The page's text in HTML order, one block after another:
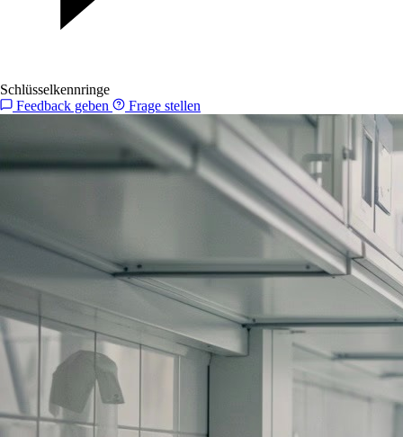
Schlüsselkennringe
Feedback geben
Frage stellen